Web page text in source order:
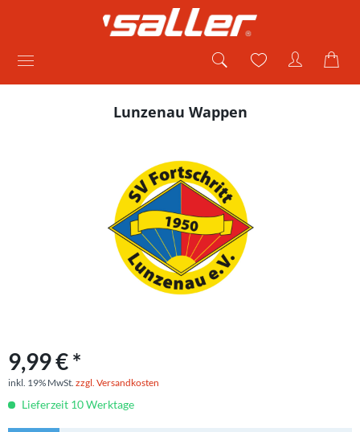
Lunzenau Wappen
9,99 € *
inkl. 19% MwSt. zzgl. Versandkosten
Lieferzeit 10 Werktage